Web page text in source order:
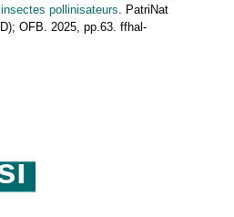
pollinisateurs . PatriNat
OFB. 2025, pp.63. ffhal-